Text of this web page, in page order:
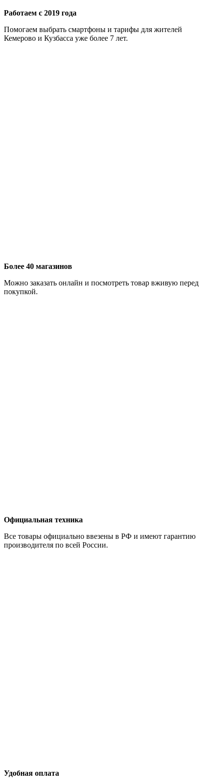
Работаем с 2019 года
Помогаем выбрать смартфоны и тарифы для жителей
Кемерово и Кузбасса уже более 7 лет.
Более 40 магазинов
Можно заказать онлайн и посмотреть товар вживую перед
покупкой.
Официальная техника
Все товары официально ввезены в РФ и имеют гарантию
производителя по всей России.
Удобная оплата